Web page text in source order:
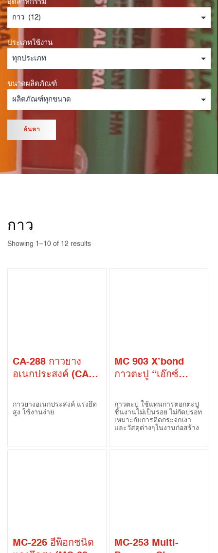
อุตสาหกรรม
ประเภทใช้งาน
ขนาดผลิตภัณฑ์
กาว
Showing 1–10 of 12 results
CA-288 กาวยาง
อเนกประสงค์ (CA-
Adhesive)
กาวยางอเนกประสงค์ แรงยึด
สูง ใช้งานง่าย
MC 903 X’bond
กาวตะปู “เอ๊กซ์
X’bond
Construction
Adhesive Sealant)
กาวตะปู ใช้แทนการตอกตะปู
ชิ้นงานไม่เป็นรอย ไม่กัดปรอท
เหมาะกับการติดกระจกเงา
และวัสดุต่างๆในงานก่อสร้าง
MC-226 อีพ็อกชนิด
MC-253 Multi-